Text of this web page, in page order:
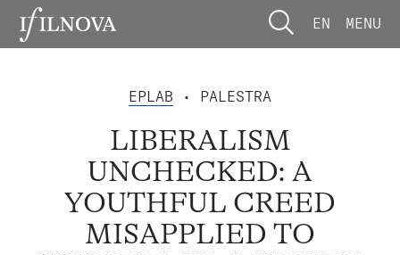
EN MENU
EPLAB • PALESTRA
LIBERALISM
UNCHECKED: A
YOUTHFUL CREED
MISAPPLIED TO